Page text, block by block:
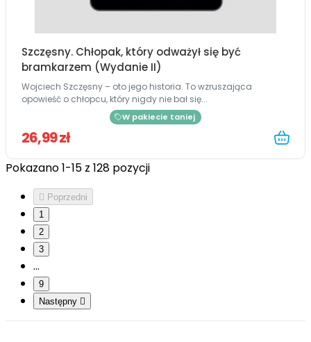
Szczęsny. Chłopak, który odważył się być
bramkarzem (Wydanie II)
Wojciech Szczęsny – oto jego historia. To wzruszająca
opowieść o chłopcu, który nigdy nie bał się...
W pakiecie taniej
26,99 zł
Pokazano 1-15 z 128 pozycji
 Poprzedni
1
2
3
…
9
Następny 